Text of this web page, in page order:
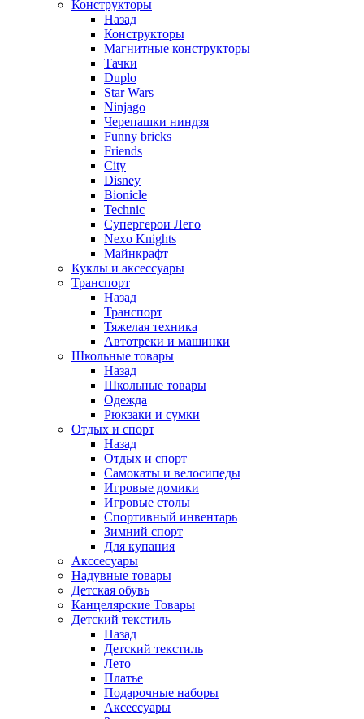
Конструкторы
Назад
Конструкторы
Магнитные конструкторы
Тачки
Duplo
Star Wars
Ninjago
Черепашки ниндзя
Funny bricks
Friends
City
Disney
Bionicle
Technic
Супергерои Лего
Nexo Knights
Майнкрафт
Куклы и аксессуары
Транспорт
Назад
Транспорт
Тяжелая техника
Автотреки и машинки
Школьные товары
Назад
Школьные товары
Одежда
Рюкзаки и сумки
Отдых и спорт
Назад
Отдых и спорт
Самокаты и велосипеды
Игровые домики
Игровые столы
Спортивный инвентарь
Зимний спорт
Для купания
Акссесуары
Надувные товары
Детская обувь
Канцелярские Товары
Детский текстиль
Назад
Детский текстиль
Лето
Платье
Подарочные наборы
Аксессуары